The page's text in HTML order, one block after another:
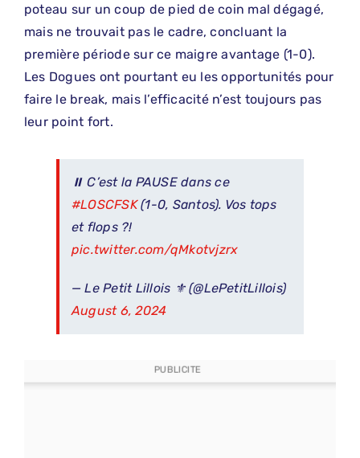
poteau sur un coup de pied de coin mal dégagé,
mais ne trouvait pas le cadre, concluant la
première période sur ce maigre avantage (1-0).
Les Dogues ont pourtant eu les opportunités pour
faire le break, mais l’efficacité n’est toujours pas
leur point fort.
⏸️ C’est la PAUSE dans ce
#LOSCFSK(1-0, Santos). Vos tops
et flops ?!
pic.twitter.com/qMkotvjzrx
— Le Petit Lillois ⚜️ (@LePetitLillois)
August 6, 2024
PUBLICITE